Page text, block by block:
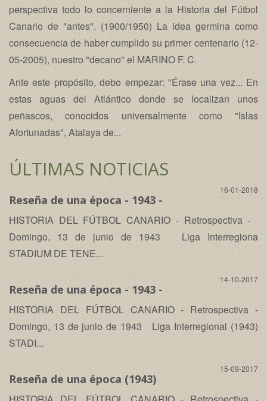
perspectiva todo lo concerniente a la Historia del Fútbol
Canario de "antes". (1900/1950) La idea germina como
consecuencia de haber cumplido su primer centenario (12-
05-2005), nuestro "decano" el MARINO F. C.
Ante este propósito, debo empezar: "Érase una vez... En
estas aguas del Atlántico donde se localizan unos
peñascos, conocidos universalmente como "Islas
Afortunadas", Atalaya de...
ÚLTIMAS NOTICIAS
16-01-2018
Reseña de una época - 1943 -
HISTORIA DEL FÚTBOL CANARIO - Retrospectiva -
Domingo, 13 de junio de 1943 Liga Interregiona
STADIUM DE TENE...
14-10-2017
Reseña de una época - 1943 -
HISTORIA DEL FÚTBOL CANARIO - Retrospectiva -
Domingo, 13 de junio de 1943 Liga Interregional (1943)
STADI...
15-09-2017
Reseña de una época (1943)